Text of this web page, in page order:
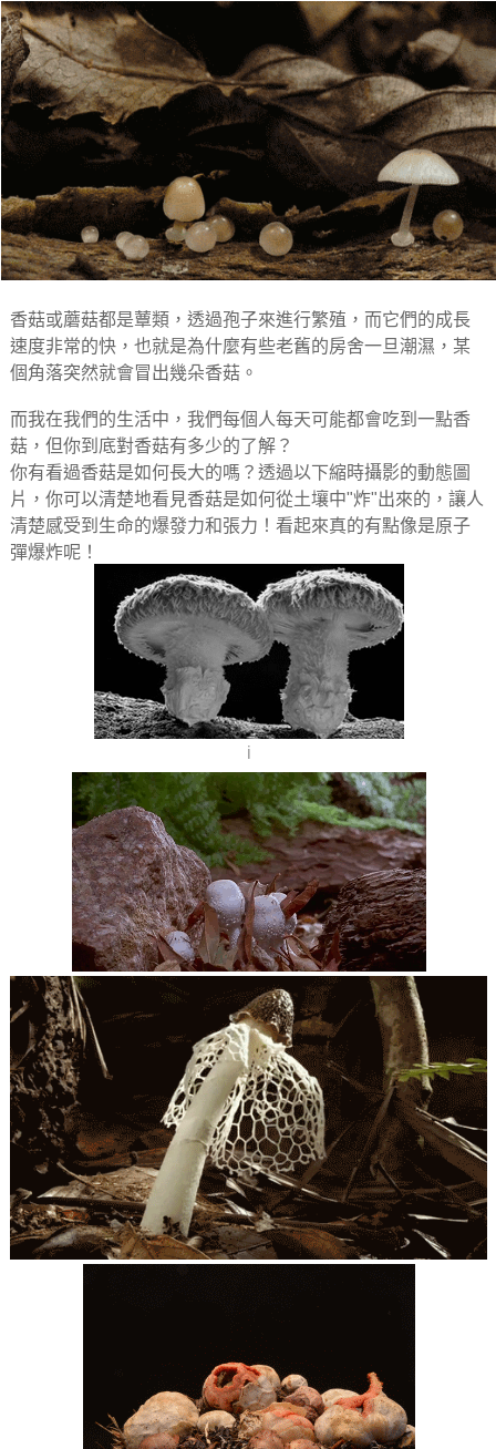
香菇或蘑菇都是蕈類，透過孢子來進行繁殖，而它們的成長
速度非常的快，也就是為什麼有些老舊的房舍一旦潮濕，某
個角落突然就會冒出幾朵香菇。
而我在我們的生活中，我們每個人每天可能都會吃到一點香
菇，但你到底對香菇有多少的了解？
你有看過香菇是如何長大的嗎？透過以下縮時攝影的動態圖
片，你可以清楚地看見香菇是如何從土壤中"炸"出來的，讓人
清楚感受到生命的爆發力和張力！看起來真的有點像是原子
彈爆炸呢！
i